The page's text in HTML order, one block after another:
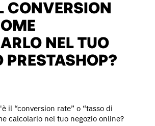
CONVERSION
NEL TUO
PRESTASHOP?
il “conversion rate” o “tasso di
calcolarlo nel tuo negozio online?